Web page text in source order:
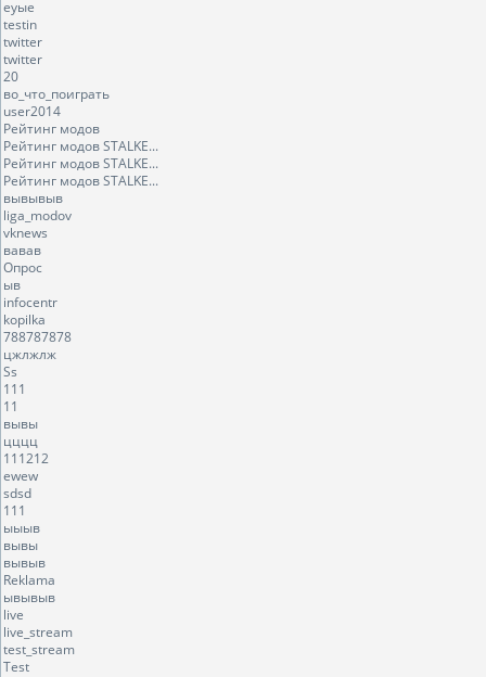
еуые
testin
twitter
twitter
20
во_что_поиграть
user2014
Рейтинг модов
Рейтинг модов STALKE...
Рейтинг модов STALKE...
Рейтинг модов STALKE...
вывывыв
liga_modov
vknews
вавав
Опрос
ыв
infocentr
kopilka
788787878
цжлжлж
Ss
111
11
вывы
цццц
111212
ewew
sdsd
111
ыыыв
вывы
вывыв
Reklama
ывывыв
live
live_stream
test_stream
Test